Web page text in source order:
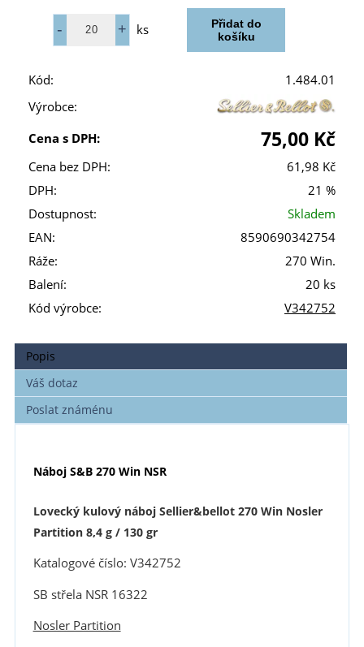
ks
Kód:
1.484.01
Výrobce:
Cena s DPH:
75,00 Kč
Cena bez DPH:
61,98 Kč
DPH:
21 %
Dostupnost:
Skladem
EAN:
8590690342754
Ráže:
270 Win.
Balení:
20 ks
Kód výrobce:
V342752
Popis
Váš dotaz
Poslat známénu
Náboj S&B 270 Win NSR
Lovecký kulový náboj Sellier&bellot 270 Win Nosler
Partition 8,4 g / 130 gr
Katalogové číslo: V342752
SB střela NSR 16322
Nosler Partition